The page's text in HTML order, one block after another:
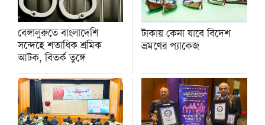
বেঙ্গালুরুতে বাংলাদেশি
সন্দেহে শতাধিক শ্রমিক
আটক, বিতর্ক তুঙ্গে
টাকায় কেনা যাবে বিদেশ
ভ্রমণের প্যাকেজ